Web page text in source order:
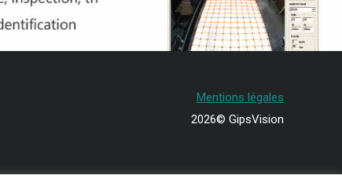
Mentions légales
2026© GipsVision